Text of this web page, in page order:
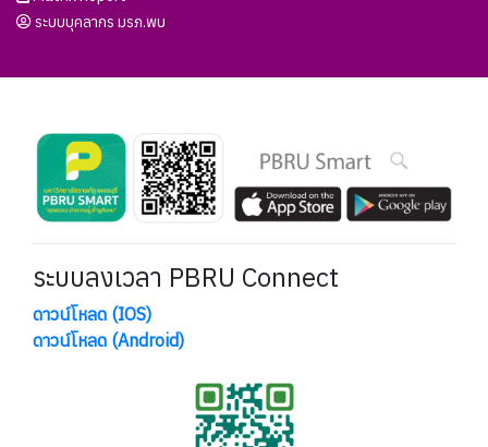
ระบบบุคลากร มรภ.พบ
ระบบลงเวลา PBRU Connect
ดาวน์โหลด (IOS)
ดาวน์โหลด (Android)